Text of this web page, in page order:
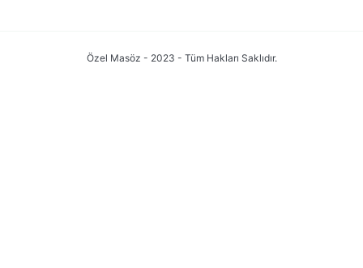
Özel Masöz - 2023 - Tüm Hakları Saklıdır.